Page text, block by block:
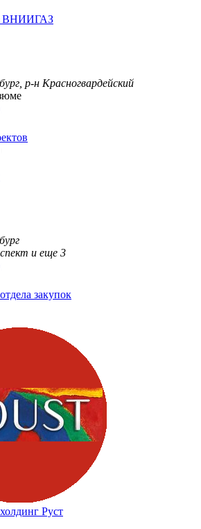
ВНИИГАЗ
р-н Красногвардейский
и еще 3
закупок
Руст